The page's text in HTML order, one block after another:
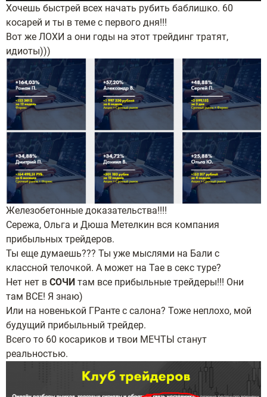
Хочешь быстрей всех начать рубить баблишко. 60
косарей и ты в теме с первого дня!!!
Вот же ЛОХИ а они годы на этот трейдинг тратят,
идиоты)))
Железобетонные доказательства!!!!
Сережа, Ольга и Дюша Метелкин вся компания
прибыльных трейдеров.
Ты еще думаешь??? Ты уже мыслями на Бали с
классной телочкой. А может на Тае в секс туре?
Нет нет в СОЧИ там все прибыльные трейдеры!!! Они
там ВСЕ! Я знаю)
Или на новенькой ГРанте с салона? Тоже неплохо, мой
будущий прибыльный трейдер.
Всего то 60 косариков и твои МЕЧТЫ станут
реальностью.